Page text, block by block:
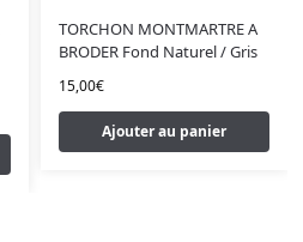
TORCHON MONTMARTRE A
BRODER Fond Naturel / Gris
15,00€
Ajouter au panier